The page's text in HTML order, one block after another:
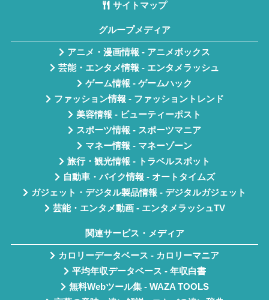
サイトマップ
グループメディア
アニメ・漫画情報 - アニメボックス
芸能・エンタメ情報 - エンタメラッシュ
ゲーム情報 - ゲームハック
ファッション情報 - ファッショントレンド
美容情報 - ビューティーポスト
スポーツ情報 - スポーツマニア
マネー情報 - マネーゾーン
旅行・観光情報 - トラベルスポット
自動車・バイク情報 - オートタイムズ
ガジェット・デジタル製品情報 - デジタルガジェット
芸能・エンタメ動画 - エンタメラッシュTV
関連サービス・メディア
カロリーデータベース - カロリーマニア
平均年収データベース - 年収白書
無料Webツール集 - WAZA TOOLS